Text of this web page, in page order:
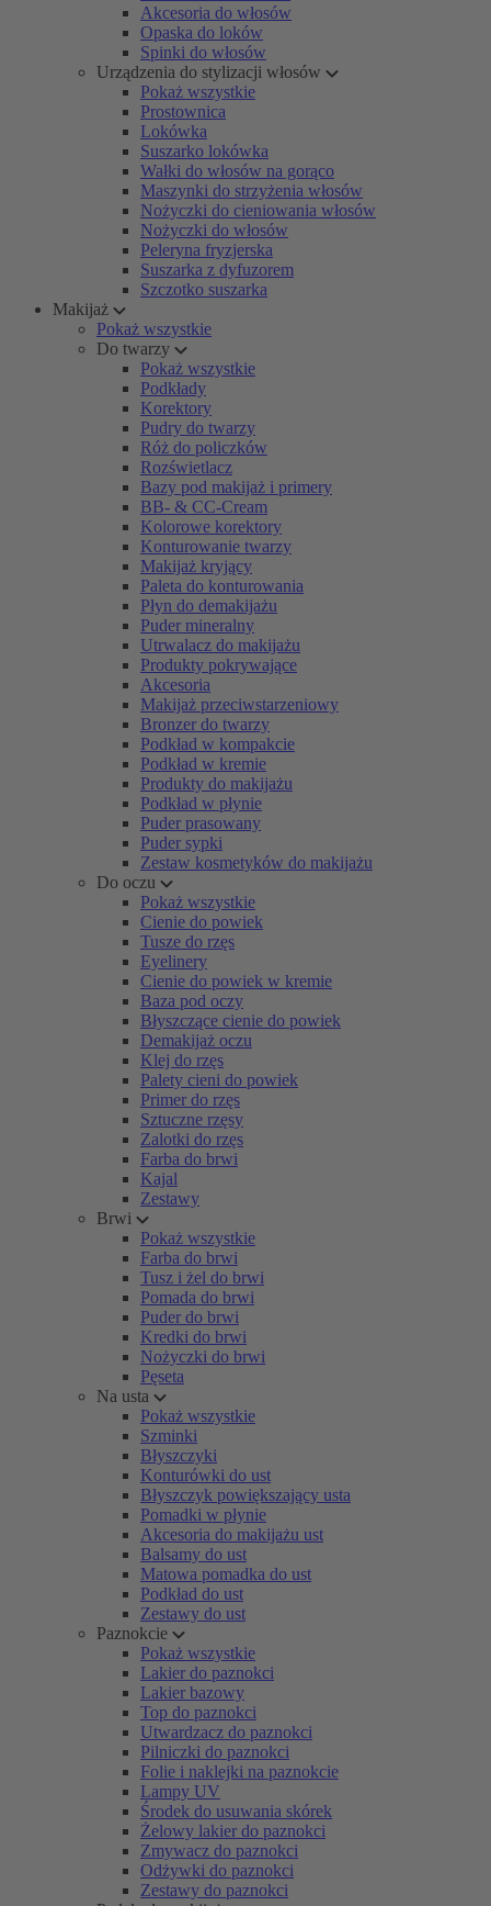
Akcesoria do włosów
Opaska do loków
Spinki do włosów
Urządzenia do stylizacji włosów
Pokaż wszystkie
Prostownica
Lokówka
Suszarko lokówka
Wałki do włosów na gorąco
Maszynki do strzyżenia włosów
Nożyczki do cieniowania włosów
Nożyczki do włosów
Peleryna fryzjerska
Suszarka z dyfuzorem
Szczotko suszarka
Makijaż
Pokaż wszystkie
Do twarzy
Pokaż wszystkie
Podkłady
Korektory
Pudry do twarzy
Róż do policzków
Rozświetlacz
Bazy pod makijaż i primery
BB- & CC-Cream
Kolorowe korektory
Konturowanie twarzy
Makijaż kryjący
Paleta do konturowania
Płyn do demakijażu
Puder mineralny
Utrwalacz do makijażu
Produkty pokrywające
Akcesoria
Makijaż przeciwstarzeniowy
Bronzer do twarzy
Podkład w kompakcie
Podkład w kremie
Produkty do makijażu
Podkład w płynie
Puder prasowany
Puder sypki
Zestaw kosmetyków do makijażu
Do oczu
Pokaż wszystkie
Cienie do powiek
Tusze do rzęs
Eyelinery
Cienie do powiek w kremie
Baza pod oczy
Błyszczące cienie do powiek
Demakijaż oczu
Klej do rzęs
Palety cieni do powiek
Primer do rzęs
Sztuczne rzęsy
Zalotki do rzęs
Farba do brwi
Kajal
Zestawy
Brwi
Pokaż wszystkie
Farba do brwi
Tusz i żel do brwi
Pomada do brwi
Puder do brwi
Kredki do brwi
Nożyczki do brwi
Pęseta
Na usta
Pokaż wszystkie
Szminki
Błyszczyki
Konturówki do ust
Błyszczyk powiększający usta
Pomadki w płynie
Akcesoria do makijażu ust
Balsamy do ust
Matowa pomadka do ust
Podkład do ust
Zestawy do ust
Paznokcie
Pokaż wszystkie
Lakier do paznokci
Lakier bazowy
Top do paznokci
Utwardzacz do paznokci
Pilniczki do paznokci
Folie i naklejki na paznokcie
Lampy UV
Środek do usuwania skórek
Żelowy lakier do paznokci
Zmywacz do paznokci
Odżywki do paznokci
Zestawy do paznokci